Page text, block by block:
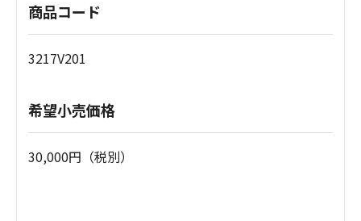
商品コード
3217V201
希望小売価格
30,000円（税別）